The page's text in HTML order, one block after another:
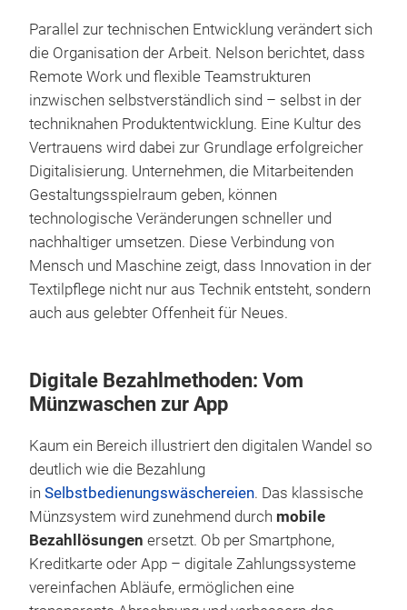
Parallel zur technischen Entwicklung verändert sich
die Organisation der Arbeit. Nelson berichtet, dass
Remote Work und flexible Teamstrukturen
inzwischen selbstverständlich sind – selbst in der
techniknahen Produktentwicklung. Eine Kultur des
Vertrauens wird dabei zur Grundlage erfolgreicher
Digitalisierung. Unternehmen, die Mitarbeitenden
Gestaltungsspielraum geben, können
technologische Veränderungen schneller und
nachhaltiger umsetzen. Diese Verbindung von
Mensch und Maschine zeigt, dass Innovation in der
Textilpflege nicht nur aus Technik entsteht, sondern
auch aus gelebter Offenheit für Neues.
Digitale Bezahlmethoden: Vom
Münzwaschen zur App
Kaum ein Bereich illustriert den digitalen Wandel so
deutlich wie die Bezahlung
in Selbstbedienungswäschereien. Das klassische
Münzsystem wird zunehmend durch mobile
Bezahllösungen ersetzt. Ob per Smartphone,
Kreditkarte oder App – digitale Zahlungssysteme
vereinfachen Abläufe, ermöglichen eine